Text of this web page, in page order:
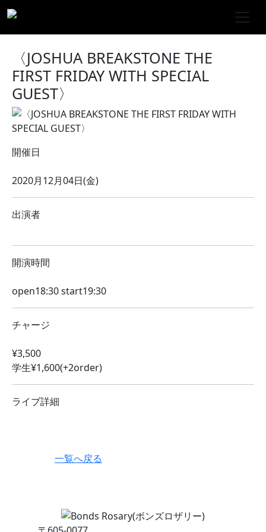
〈JOSHUA BREAKSTONE THE
FIRST FRIDAY WITH SPECIAL
GUEST〉
開催日
2020月12月04日(金)
出演者
開演時間
open18:30 start19:30
チャージ
¥3,500
学生¥1,600(+2order)
ライブ詳細
一覧へ戻る